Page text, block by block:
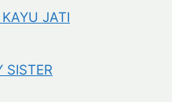
JATI
SISTER